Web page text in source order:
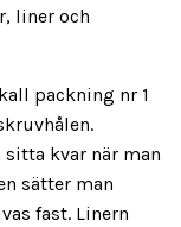
liner och
packning nr 1
kvar när man
sätter man
fast. Linern